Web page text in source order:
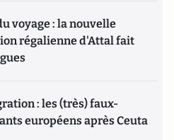
voyage : la nouvelle
régalienne d'Attal fait
: les (très) faux-
européens après Ceuta